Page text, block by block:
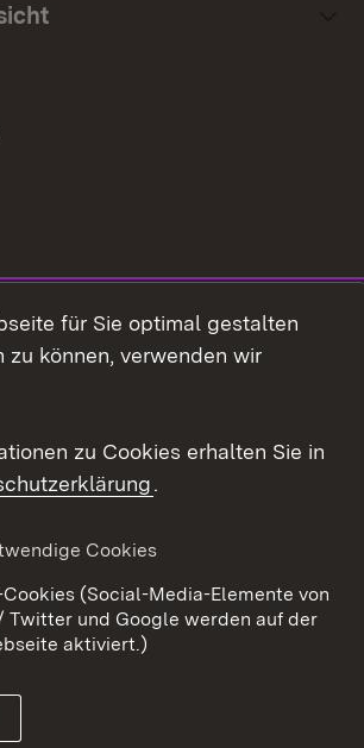
Datenschutz
Cookies
für Sie optimal gestalten
zu können, verwenden wir
zu Cookies erhalten Sie in
.
Cookies
(Social-Media-Elemente von
Twitter und Google werden auf der
aktiviert.)